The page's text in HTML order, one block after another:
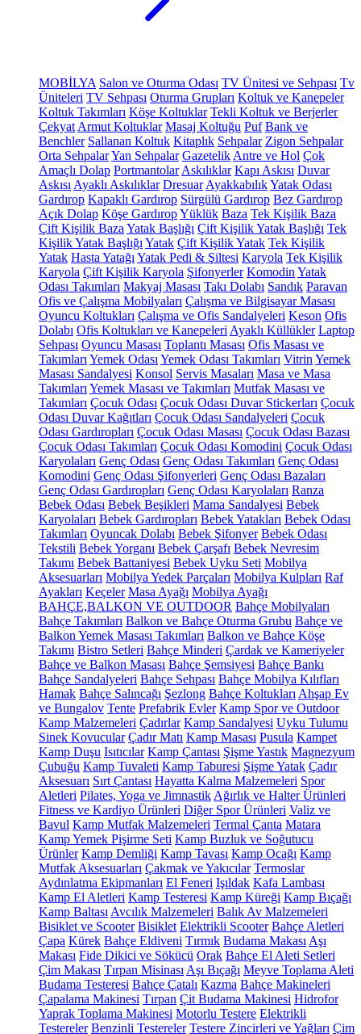
MOBİLYA Salon ve Oturma Odası TV Ünitesi ve Sehpası Tv
Üniteleri TV Sehpası Oturma Grupları Koltuk ve Kanepeler
Koltuk Takımları Köşe Koltuklar Tekli Koltuk ve Berjerler
Çekyat Armut Koltuklar Masaj Koltuğu Puf Bank ve
Benchler Sallanan Koltuk Kitaplık Sehpalar Zigon Sehpalar
Orta SehpalarYan Sehpalar Gazetelik Antre ve Hol Çok
Amaçlı Dolap Portmantolar Askılıklar Kapı Askısı Duvar
Askısı Ayaklı Askılıklar Dresuar AyakkabılıkYatak Odası
Gardırop Kapaklı Gardırop Sürgülü Gardırop Bez Gardırop
Açık Dolap Köşe GardıropYüklük Baza Tek Kişilik Baza
Çift Kişilik Baza Yatak Başlığı Çift Kişilik Yatak Başlığı Tek
Kişilik Yatak Başlığı Yatak Çift Kişilik Yatak Tek Kişilik
Yatak Hasta Yatağı Yatak Pedi & Şiltesi Karyola Tek Kişilik
Karyola Çift Kişilik Karyola Şifonyerler Komodin Yatak
Odası Takımları Makyaj Masası Takı Dolabı Sandık Paravan
Ofis ve Çalışma Mobilyaları Çalışma ve Bilgisayar Masası
Oyuncu Koltukları Çalışma ve Ofis Sandalyeleri Keson Ofis
Dolabı Ofis Koltukları ve Kanepeleri Ayaklı Küllükler Laptop
Sehpası Oyuncu Masası Toplantı Masası Ofis Masası ve
Takımları Yemek Odası Yemek Odası Takımları Vitrin Yemek
Masası Sandalyesi Konsol Servis Masaları Masa ve Masa
Takımları Yemek Masası ve Takımları Mutfak Masası ve
Takımları Çocuk Odası Çocuk Odası Duvar Stickerları Çocuk
Odası Duvar Kağıtları Çocuk Odası Sandalyeleri Çocuk
Odası Gardıropları Çocuk Odası Masası Çocuk Odası Bazası
Çocuk Odası Takımları Çocuk Odası Komodini Çocuk Odası
Karyolaları Genç Odası Genç Odası Takımları Genç Odası
Komodini Genç Odası Şifonyerleri Genç Odası Bazaları
Genç Odası Gardıropları Genç Odası Karyolaları Ranza
Bebek Odası Bebek Beşikleri Mama Sandalyesi Bebek
Karyolaları Bebek Gardıropları Bebek Yatakları Bebek Odası
Takımları Oyuncak Dolabı Bebek Şifonyer Bebek Odası
Tekstili Bebek Yorganı Bebek Çarşafı Bebek Nevresim
Takımı Bebek Battaniyesi Bebek Uyku Seti Mobilya
Aksesuarları Mobilya Yedek Parçaları Mobilya Kulpları Raf
Ayakları Keçeler Masa Ayağı Mobilya Ayağı
BAHÇE,BALKON VE OUTDOOR Bahçe Mobilyaları
Bahçe Takımları Balkon ve Bahçe Oturma Grubu Bahçe ve
Balkon Yemek Masası Takımları Balkon ve Bahçe Köşe
Takımı Bistro Setleri Bahçe Minderi Çardak ve Kameriyeler
Bahçe ve Balkon Masası Bahçe Şemsiyesi Bahçe Bankı
Bahçe Sandalyeleri Bahçe Sehpası Bahçe Mobilya Kılıfları
Hamak Bahçe Salıncağı Şezlong Bahçe Koltukları Ahşap Ev
ve Bungalov Tente Prefabrik Evler Kamp Spor ve Outdoor
Kamp Malzemeleri Çadırlar Kamp Sandalyesi Uyku Tulumu
Sinek Kovucular Çadır Matı Kamp Masası Pusula Kampet
Kamp Duşu Isıtıcılar Kamp Çantası Şişme Yastık Magnezyum
Çubuğu Kamp Tuvaleti Kamp Taburesi Şişme Yatak Çadır
Aksesuarı Sırt Çantası Hayatta Kalma Malzemeleri Spor
Aletleri Pilates, Yoga ve Jimnastik Ağırlık ve Halter Ürünleri
Fitness ve Kardiyo Ürünleri Diğer Spor Ürünleri Valiz ve
Bavul Kamp Mutfak Malzemeleri Termal Çanta Matara
Kamp Yemek Pişirme Seti Kamp Buzluk ve Soğutucu
Ürünler Kamp Demliği Kamp Tavası Kamp Ocağı Kamp
Mutfak Aksesuarları Çakmak ve Yakıcılar Termoslar
Aydınlatma Ekipmanları El Feneri Işıldak Kafa Lambası
Kamp El Aletleri Kamp Testeresi Kamp Küreği Kamp Bıçağı
Kamp Baltası Avcılık Malzemeleri Balık Av Malzemeleri
Bisiklet ve Scooter Bisiklet Elektrikli Scooter Bahçe Aletleri
Çapa Kürek Bahçe Eldiveni Tırmık Budama Makası Aşı
Makası Fide Dikici ve Sökücü Orak Bahçe El Aleti Setleri
Çim Makası Tırpan Misinası Aşı Bıçağı Meyve Toplama Aleti
Budama Testeresi Bahçe Çatalı Kazma Bahçe Makineleri
Çapalama Makinesi Tırpan Çit Budama Makinesi Hidrofor
Yaprak Toplama Makinesi Motorlu Testere Elektrikli
Testereler Benzinli Testereler Testere Zincirleri ve Yağları Çim